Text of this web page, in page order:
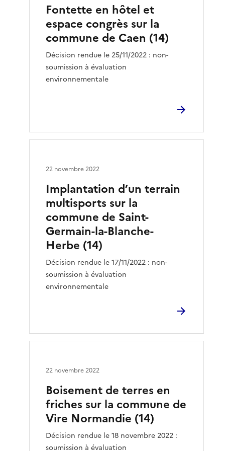
Fontette en hôtel et
espace congrès sur la
commune de Caen (14)
Décision rendue le 25/11/2022 : non-
soumission à évaluation
environnementale
Implantation d’un terrain
multisports sur la
commune de Saint-
Germain-la-Blanche-
Herbe (14)
Décision rendue le 17/11/2022 : non-
soumission à évaluation
environnementale
22 novembre 2022
Boisement de terres en
friches sur la commune de
Vire Normandie (14)
Décision rendue le 18 novembre 2022 :
soumission à évaluation
22 novembre 2022